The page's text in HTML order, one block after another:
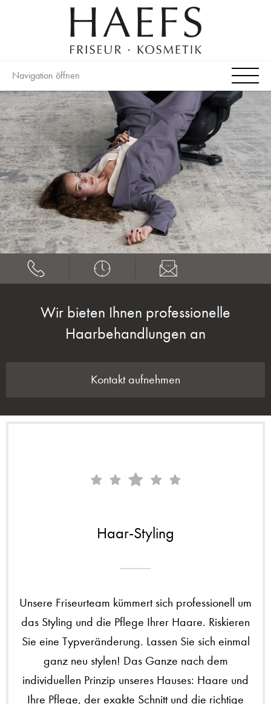
Navigation öffnen
Wir bieten Ihnen professionelle
Haarbehandlungen an
Kontakt aufnehmen
Haar-Styling
Unsere Friseurteam kümmert sich professionell um
das Styling und die Pflege Ihrer Haare. Riskieren
Sie eine Typveränderung. Lassen Sie sich einmal
ganz neu stylen! Das Ganze nach dem
individuellen Prinzip unseres Hauses: Haare und
Ihre Pflege, der exakte Schnitt und die richtige